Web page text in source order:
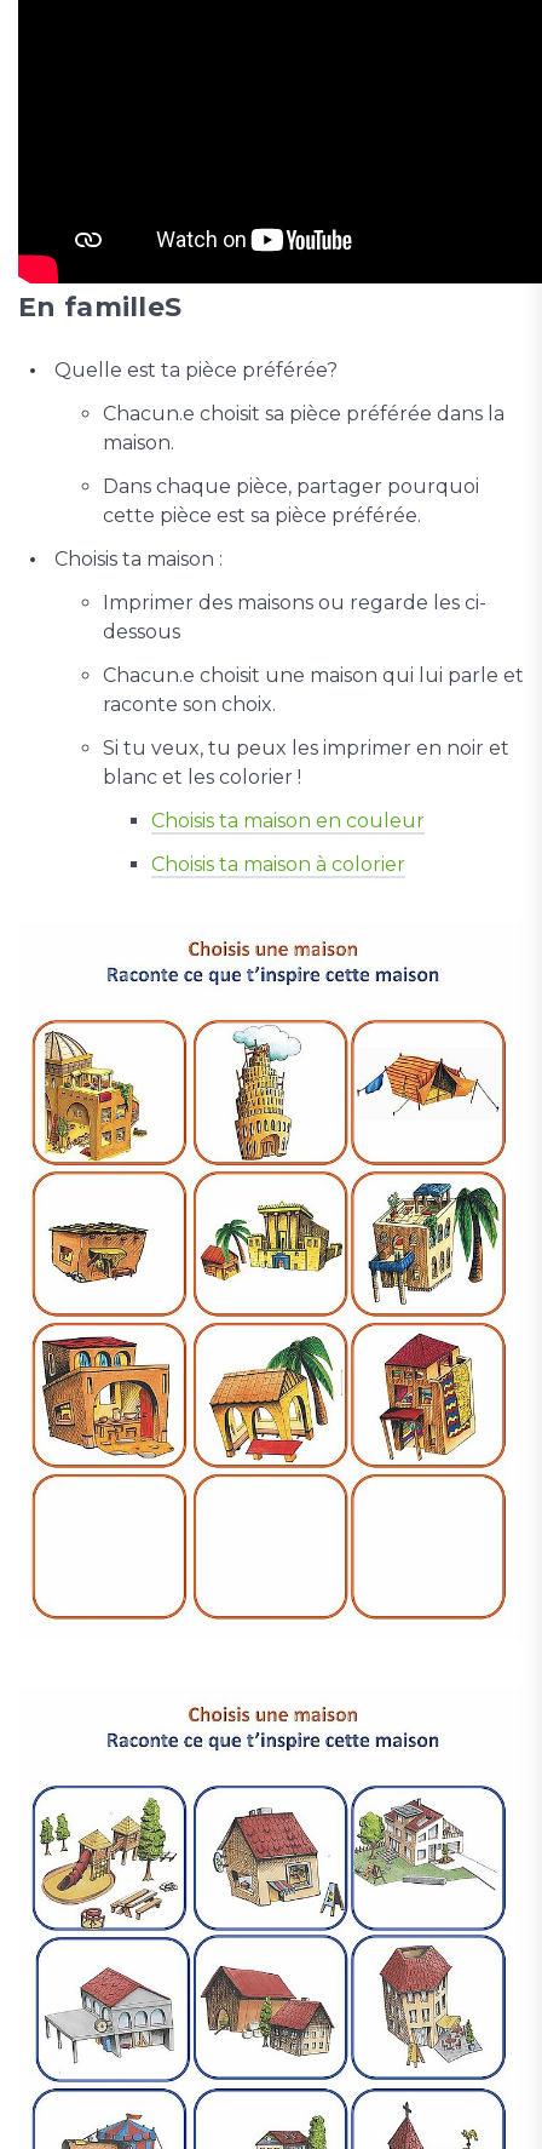
En familleS
Quelle est ta pièce préférée?
Chacun.e choisit sa pièce préférée dans la
maison.
Dans chaque pièce, partager pourquoi
cette pièce est sa pièce préférée.
Choisis ta maison :
Imprimer des maisons ou regarde les ci-
dessous
Chacun.e choisit une maison qui lui parle et
raconte son choix.
Si tu veux, tu peux les imprimer en noir et
blanc et les colorier !
Choisis ta maison en couleur
Choisis ta maison à colorier